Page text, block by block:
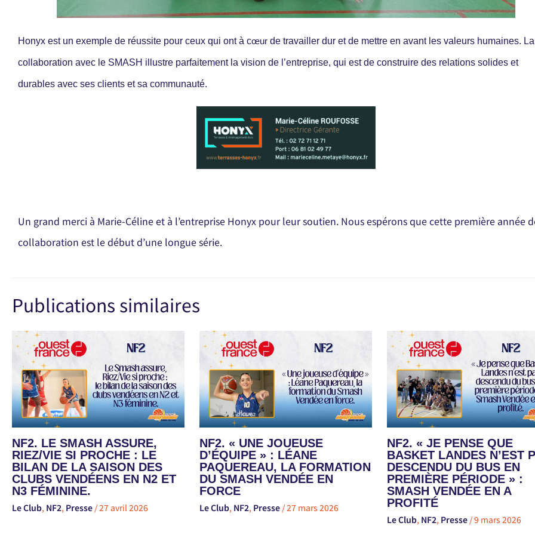
Honyx est un exemple de réussite pour ceux qui ont à cœur de travailler dur et de mettre en avant les valeurs humaines. La
collaboration avec le SMASH illustre parfaitement la vision de l’entreprise, qui est de construire des relations solides et
durables avec ses clients et sa communauté.
Un grand merci à Marie-Céline et à l’entreprise Honyx pour leur soutien. Nous espérons que cette première année
collaboration est le début d’une longue série.
Publications similaires
NF2. LE SMASH ASSURE,
RIEZ/VIE SI PROCHE : LE
BILAN DE LA SAISON DES
CLUBS VENDÉENS EN N2 ET
N3 FÉMININE.
Le Club, NF2, Presse /27 avril 2026
NF2. « UNE JOUEUSE
D’ÉQUIPE » : LÉANE
PAQUEREAU, LA FORMATION
DU SMASH VENDÉE EN
FORCE
Le Club, NF2, Presse /27 mars 2026
NF2. « JE PENSE QUE
BASKET LANDES N’EST
DESCENDU DU BUS EN
PREMIÈRE PÉRIODE » :
SMASH VENDÉE EN A
PROFITÉ
Le Club, NF2, Presse /9 mars 2026